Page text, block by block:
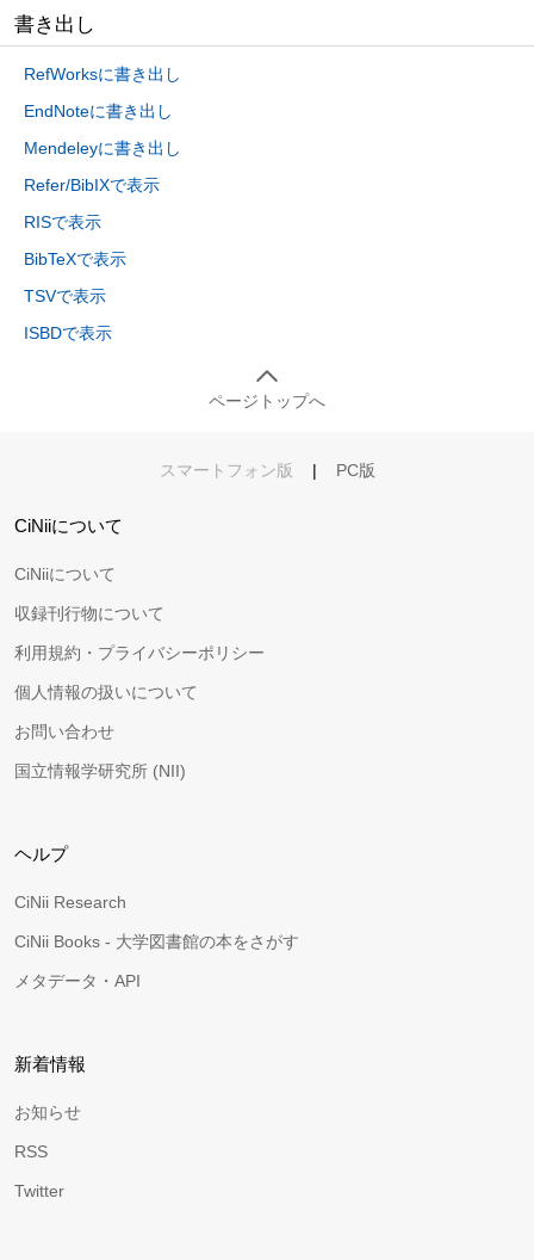
書き出し
RefWorksに書き出し
EndNoteに書き出し
Mendeleyに書き出し
Refer/BibIXで表示
RISで表示
BibTeXで表示
TSVで表示
ISBDで表示
ページトップへ
スマートフォン版 | PC版
CiNiiについて
CiNiiについて
収録刊行物について
利用規約・プライバシーポリシー
個人情報の扱いについて
お問い合わせ
国立情報学研究所 (NII)
ヘルプ
CiNii Research
CiNii Books - 大学図書館の本をさがす
メタデータ・API
新着情報
お知らせ
RSS
Twitter